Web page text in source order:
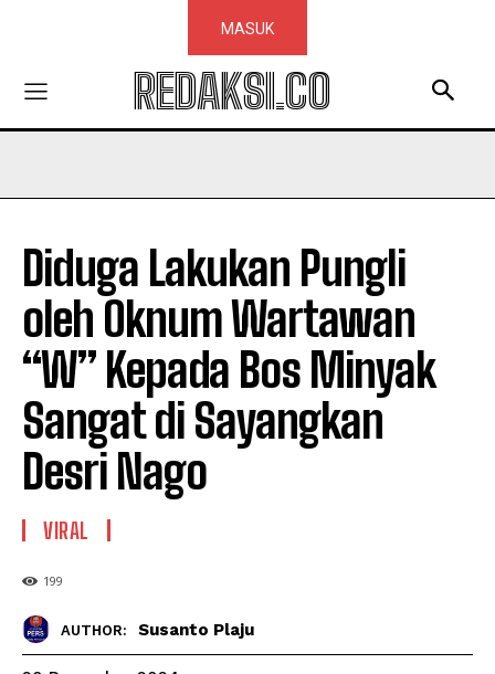
MASUK
REDAKSI.CO
Diduga Lakukan Pungli
oleh Oknum Wartawan
“W” Kepada Bos Minyak
Sangat di Sayangkan
Desri Nago
VIRAL
199
AUTHOR: Susanto Plaju